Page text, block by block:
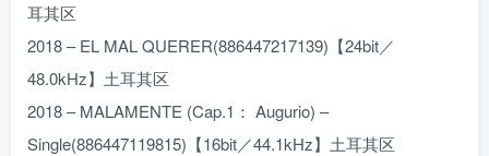
耳其区
2018 – EL MAL QUERER(886447217139)【24bit／
48.0kHz】土耳其区
2018 – MALAMENTE (Cap.1： Augurio) –
Single(886447119815)【16bit／44.1kHz】土耳其区